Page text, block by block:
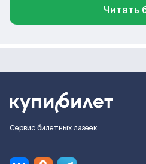
Читать
Сервис билетных лазеек